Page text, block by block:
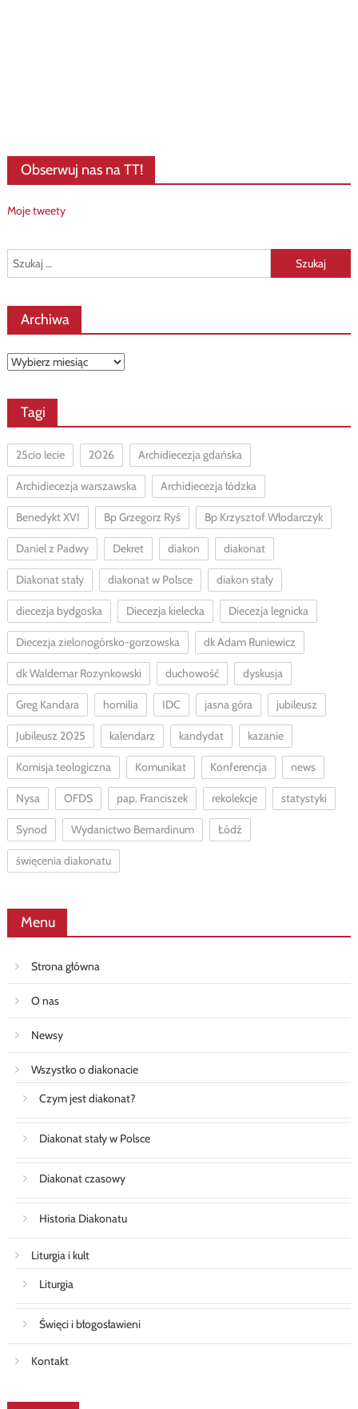
Obserwuj nas na TT!
Moje tweety
Szukaj:
Archiwa
Archiwa
Tagi
25cio lecie 2026 Archidiecezja gdańska
Archidiecezja warszawska Archidiecezja łódzka
Benedykt XVI Bp Grzegorz Ryś Bp Krzysztof Włodarczyk
Daniel z Padwy Dekret diakon diakonat
Diakonat stały diakonat w Polsce diakon stały
diecezja bydgoska Diecezja kielecka Diecezja legnicka
Diecezja zielonogórsko-gorzowska dk Adam Runiewicz
dk Waldemar Rozynkowski duchowość dyskusja
Greg Kandara homilia IDC jasna góra jubileusz
Jubileusz 2025 kalendarz kandydat kazanie
Komisja teologiczna Komunikat Konferencja news
Nysa OFDS pap. Franciszek rekolekcje statystyki
Synod Wydanictwo Bernardinum Łódź
święcenia diakonatu
Menu
Strona główna
O nas
Newsy
Wszystko o diakonacie
Czym jest diakonat?
Diakonat stały w Polsce
Diakonat czasowy
Historia Diakonatu
Liturgia i kult
Liturgia
Święci i błogosławieni
Kontakt